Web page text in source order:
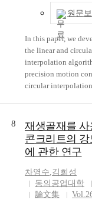
study activity are
technical
when really work.
needs both efficient
support and proper
conditions.
portrait sculpture
enough research and
Because of this there
grope about the
express.
990KHz, and was
the result, design of
frequency oscillator
that controlled by
digital.
원문
In this paper, we
the linear and
interpolation
precision motion
circular interpolation
axis as the linear
interpolation, and
long and short axis
divided each
proposed circular
interpolation
divides a circle into
8
재생골재를 사
콘크리트의
에 관한 연구
차영수,김희성
동의공업대학
論文集